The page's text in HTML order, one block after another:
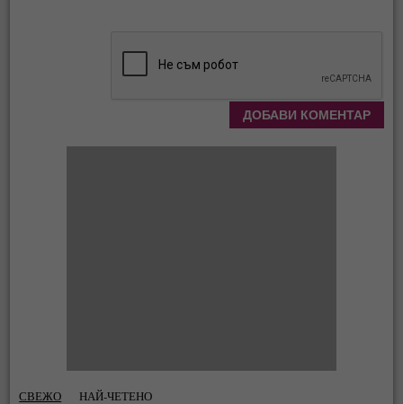
СВЕЖО НАЙ-ЧЕТЕНО